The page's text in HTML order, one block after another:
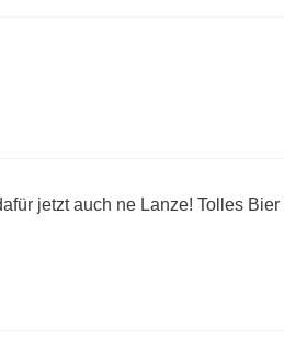
jetzt auch ne Lanze! Tolles